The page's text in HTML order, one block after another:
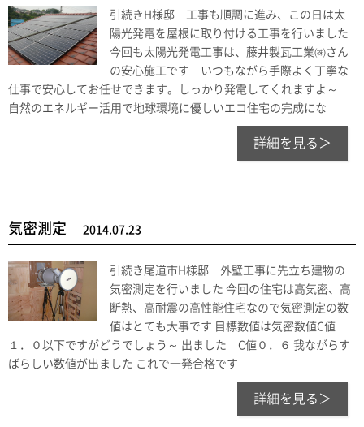
引続きH様邸 工事も順調に進み、この日は太
陽光発電を屋根に取り付ける工事を行いました
今回も太陽光発電工事は、藤井製瓦工業㈱さん
の安心施工です いつもながら手際よく丁寧な
仕事で安心してお任せできます。しっかり発電してくれますよ～
自然のエネルギー活用で地球環境に優しいエコ住宅の完成にな
詳細を見る＞
気密測定 2014.07.23
引続き尾道市H様邸 外壁工事に先立ち建物の
気密測定を行いました 今回の住宅は高気密、高
断熱、高耐震の高性能住宅なので気密測定の数
値はとても大事です 目標数値は気密数値C値
１．０以下ですがどうでしょう～ 出ました C値０．６ 我ながらす
ばらしい数値が出ました これで一発合格です
詳細を見る＞